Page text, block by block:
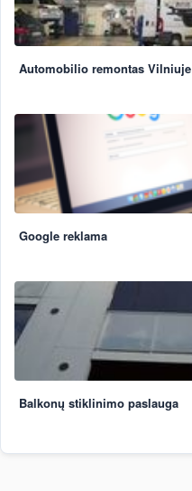
Automobilio remontas Vilniuje
Google reklama
Balkonų stiklinimo paslauga